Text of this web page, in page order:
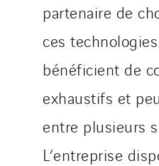
partenaire de
ces
bénéficient de
exhaustifs et
entre plusieurs
L’entreprise